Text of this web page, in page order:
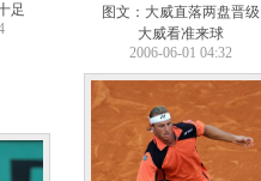
足
图文：大威直落两盘晋级
大威看准来球
2006-06-01 04:32